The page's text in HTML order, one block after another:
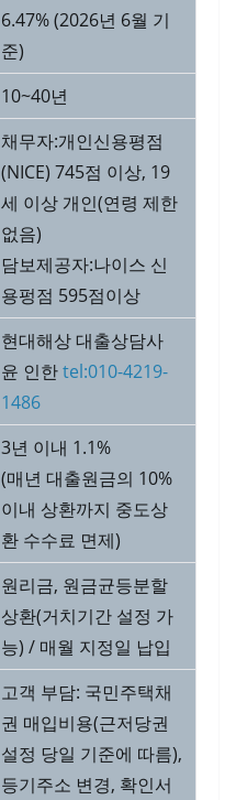
6.47% (2026년 6월 기
준)
10~40년
채무자:개인신용평점
(NICE) 745점 이상, 19
세 이상 개인(연령 제한
없음)
담보제공자:나이스 신
용펑점 595점이상
현대해상 대출상담사
윤 인한tel:010-4219-
1486
3년 이내 1.1%
(매년 대출원금의 10%
이내 상환까지 중도상
환 수수료 면제)
원리금, 원금균등분할
상환(거치기간 설정 가
능) / 매월 지정일 납입
고객 부담: 국민주택채
권 매입비용(근저당권
설정 당일 기준에 따름),
등기주소 변경, 확인서